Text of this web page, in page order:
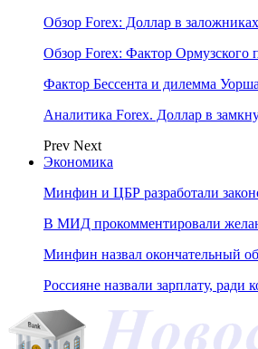
Обзор Forex: Доллар в
Обзор Forex: Фактор Ормузского
Фактор Бессента и дилемма
Аналитика Forex. Доллар в
Prev Next
Экономика
Минфин и ЦБР разработали
В МИД прокомментировали
Минфин назвал окончательный
Россияне назвали зарплату, ради